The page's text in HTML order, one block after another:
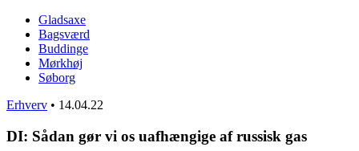
Gladsaxe
Bagsværd
Buddinge
Mørkhøj
Søborg
Erhverv • 14.04.22
DI: Sådan gør vi os uafhængige af russisk gas